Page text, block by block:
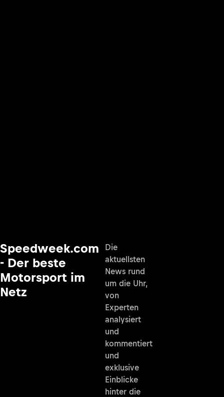
Speedweek.com
- Der beste
Motorsport im
Netz
Die
aktuellsten
News rund
um die Uhr,
von
Experten
analysiert
und
kommentiert
und
exklusive
Einblicke
hinter die